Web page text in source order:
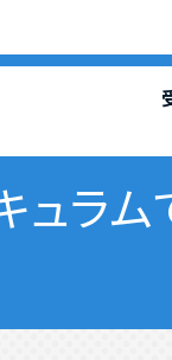
ュ